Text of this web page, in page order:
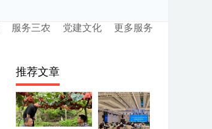
服务三农 党建文化 更多服务
推荐文章